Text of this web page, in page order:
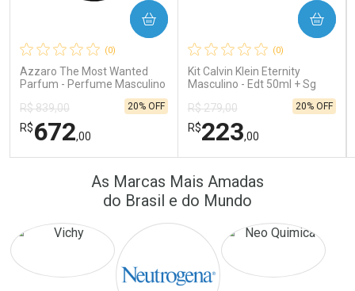
Comprar sem Desconto
Por R$ 41,57/cada
Comprar sem Desconto
Por R$ 41,57/cada
Comprar sem Desconto
Por R$ 64,90/cada
Comprar sem Desconto
Por R$ 64,90/cada
(0)
Azzaro The Most Wanted
Parfum - Perfume Masculino
R$ 839,00
R$672,00
20% OFF
COMPRAR
FECHAR
FECHAR
Por Menos
(0)
Kit Calvin Klein Eternity
Masculino - Edt 50ml + Sg
R$ 279,00
R$223,00
20% OFF
COMPRAR
Laboratório
Por Menos
As Marcas Mais Amadas
do Brasil e do Mundo